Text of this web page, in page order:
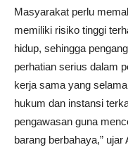
Masyarakat perlu
memiliki risiko tinggi
hidup, sehingga
perhatian serius dalam
kerja sama yang
hukum dan instansi
pengawasan guna
barang berbahaya,” ujar